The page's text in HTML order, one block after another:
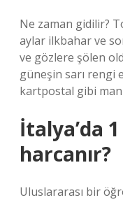
Ne zaman gidilir?
aylar ilkbahar ve
ve gözlere şölen
güneşin sarı rengi
kartpostal gibi
İtalya’da
harcanır?
Uluslararası bir